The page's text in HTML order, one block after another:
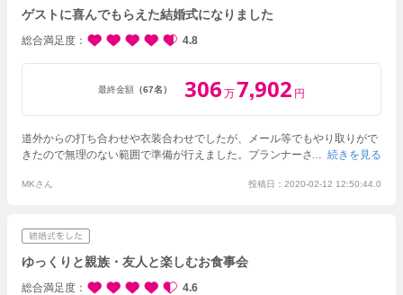
なと思います。
ゲストに喜んでもらえた結婚式になりました
総合満足度 4.8
最終金額 （67名） 306 万7,902 円
道外からの打ち合わせや衣装合わせでしたが、メール等でもやり取りがで
きたので無理のない範囲で準備が行えました。 プランナーさんに伝えた細
物の配置を移動したら移動先に持ってきてくれているなど、希望以上に心
庭園に置き、オプションは制約時のサービス以外付けませんでしたがウェ
ゲストたちを見られました。ケーキ入刀は特大ちらし寿司入刀に変更し、
こんなの見たことないとみんな写真を撮っていて大好評でした。ケーキバ
続きを見る
MKさん 投稿日：2020-02-12 12:50:44.0
ゆっくりと親族・友人と楽しむお食事会
総合満足度 4.6